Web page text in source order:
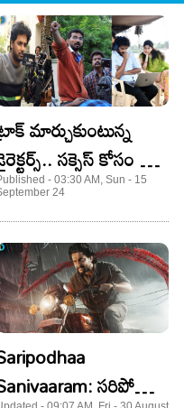
మార్చుకుంటున్న
సక్సెస్ కోసం కొత్త
- 03:30 AM, Sun - 15
24
సరిపోదా